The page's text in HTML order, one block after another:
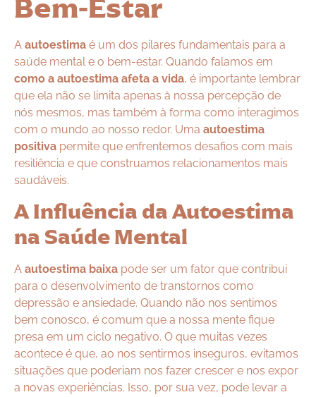
Bem-Estar
A autoestima é um dos pilares fundamentais para a
saúde mental e o bem-estar. Quando falamos em
como a autoestima afeta a vida, é importante lembrar
que ela não se limita apenas à nossa percepção de
nós mesmos, mas também à forma como interagimos
com o mundo ao nosso redor. Uma autoestima
positiva permite que enfrentemos desafios com mais
resiliência e que construamos relacionamentos mais
saudáveis.
A Influência da Autoestima
na Saúde Mental
A autoestima baixa pode ser um fator que contribui
para o desenvolvimento de transtornos como
depressão e ansiedade. Quando não nos sentimos
bem conosco, é comum que a nossa mente fique
presa em um ciclo negativo. O que muitas vezes
acontece é que, ao nos sentirmos inseguros, evitamos
situações que poderiam nos fazer crescer e nos expor
a novas experiências. Isso, por sua vez, pode levar a